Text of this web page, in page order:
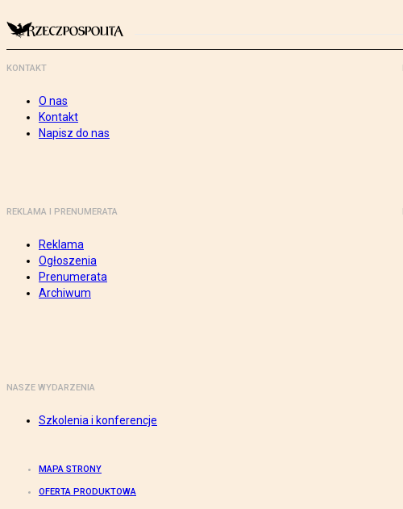
KONTAKT
O nas
Kontakt
Napisz do nas
REKLAMA I PRENUMERATA
Reklama
Ogłoszenia
Prenumerata
Archiwum
NASZE WYDARZENIA
Szkolenia i konferencje
MAPA STRONY
OFERTA PRODUKTOWA